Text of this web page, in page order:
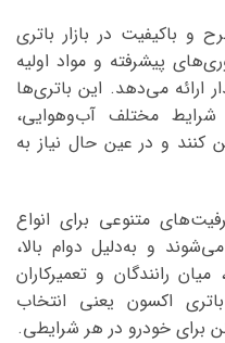
و باکیفیت در بازار باتری
پیشرفته و مواد اولیه
ارائه می‌دهد. این باتری‌ها
مختلف آب‌و‌هوایی،
کنند و در عین حال نیاز به
متنوعی برای انواع
و به‌دلیل دوام بالا،
رانندگان و تعمیرکاران
اکسون یعنی انتخاب
برای خودرو در هر شرایطی.